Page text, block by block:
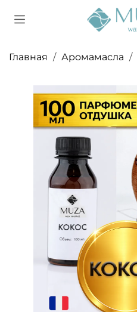
Главная Аромамасла